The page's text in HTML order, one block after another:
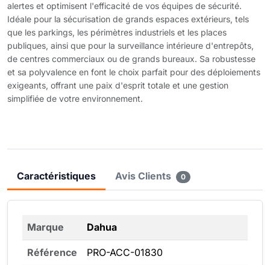
alertes et optimisent l'efficacité de vos équipes de sécurité.
Idéale pour la sécurisation de grands espaces extérieurs, tels
que les parkings, les périmètres industriels et les places
publiques, ainsi que pour la surveillance intérieure d'entrepôts,
de centres commerciaux ou de grands bureaux. Sa robustesse
et sa polyvalence en font le choix parfait pour des déploiements
exigeants, offrant une paix d'esprit totale et une gestion
simplifiée de votre environnement.
Caractéristiques Avis Clients 0
Marque Dahua
Référence PRO-ACC-01830